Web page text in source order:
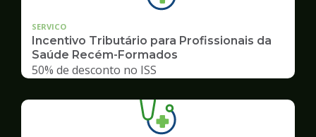
SERVICO
Incentivo Tributário para Profissionais da
Saúde Recém-Formados
50% de desconto no ISS